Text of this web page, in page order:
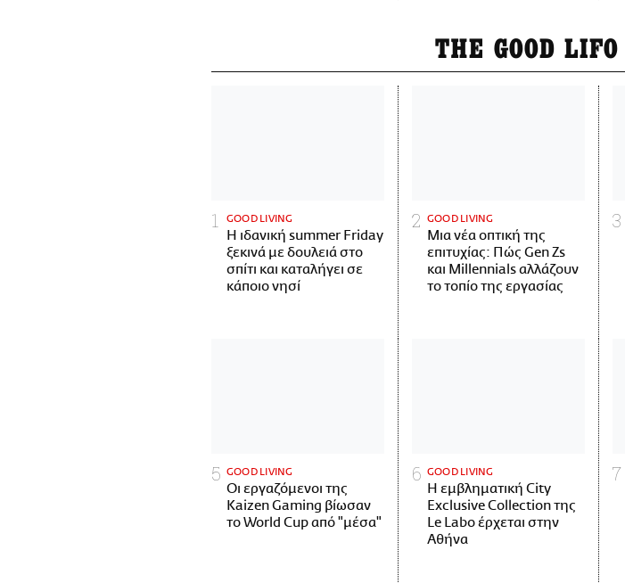
THE GOOD LIFO
GOOD LIVING
Η ιδανική summer Friday
ξεκινά με δουλειά στο
σπίτι και καταλήγει σε
κάποιο νησί
GOOD LIVING
Μια νέα οπτική της
επιτυχίας: Πώς Gen Zs
και Millennials αλλάζουν
το τοπίο της εργασίας
GOOD LIVING
Οι εργαζόμενοι της
Kaizen Gaming βίωσαν
το World Cup από "μέσα"
GOOD LIVING
Η εμβληματική City
Exclusive Collection της
Le Labo έρχεται στην
Αθήνα